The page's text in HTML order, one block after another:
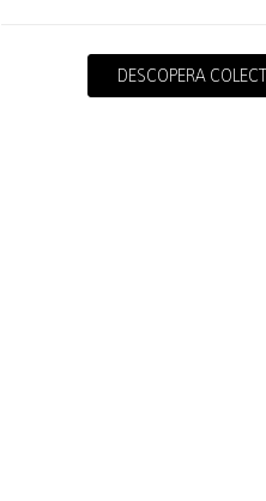
DESCOPERA